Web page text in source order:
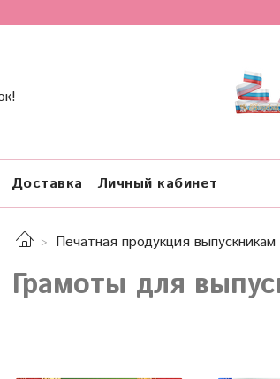
Доставка Личный кабинет
Печатная продукция выпускникам
Грамоты для